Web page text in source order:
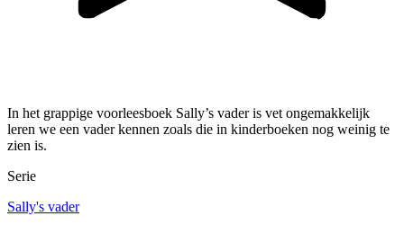
In het grappige voorleesboek Sally’s vader is vet ongemakkelijk
leren we een vader kennen zoals die in kinderboeken nog weinig te
zien is.
Serie
Sally's vader